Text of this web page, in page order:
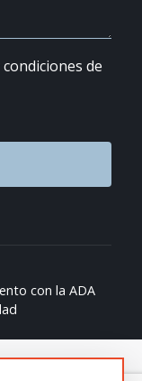
de
con la ADA